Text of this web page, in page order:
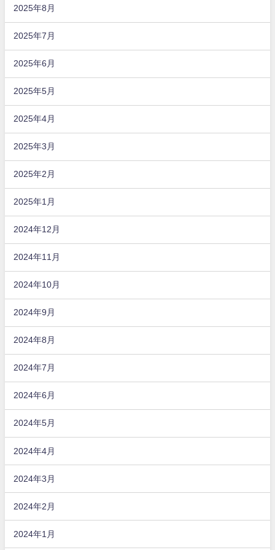
2025年8月
2025年7月
2025年6月
2025年5月
2025年4月
2025年3月
2025年2月
2025年1月
2024年12月
2024年11月
2024年10月
2024年9月
2024年8月
2024年7月
2024年6月
2024年5月
2024年4月
2024年3月
2024年2月
2024年1月